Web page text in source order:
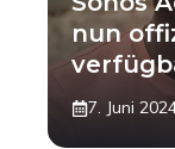
nun
7. Juni